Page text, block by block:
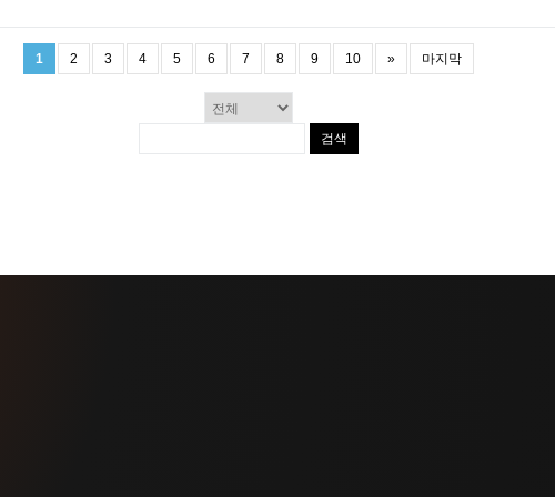
1 2 3 4 5 6 7 8 9 10 » 마지막
검색